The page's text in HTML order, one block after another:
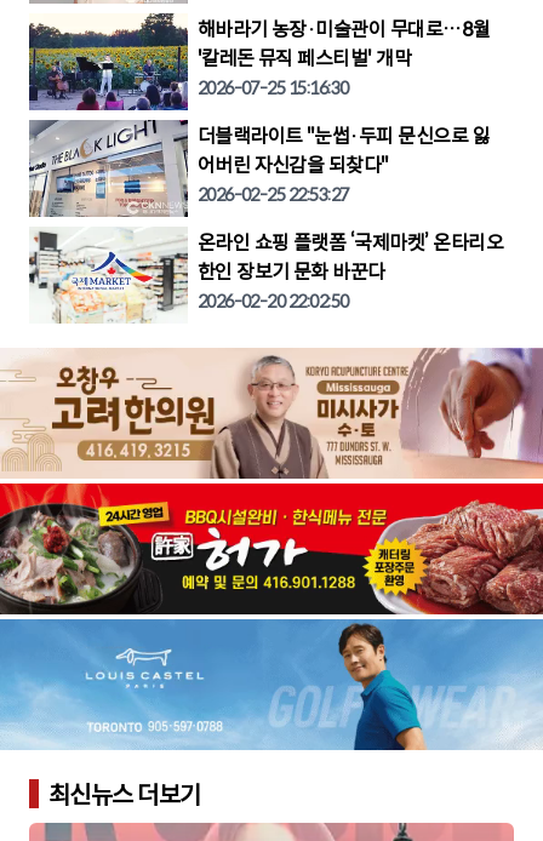
해바라기 농장·미술관이 무대로…8월
'칼레돈 뮤직 페스티벌' 개막
2026-07-25 15:16:30
더블랙라이트 "눈썹·두피 문신으로 잃
어버린 자신감을 되찾다"
2026-02-25 22:53:27
온라인 쇼핑 플랫폼 ‘국제마켓’ 온타리오
한인 장보기 문화 바꾼다
2026-02-20 22:02:50
최신뉴스 더보기